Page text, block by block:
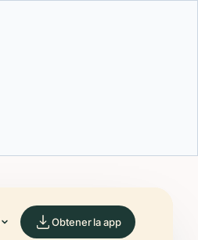
Obtener la app